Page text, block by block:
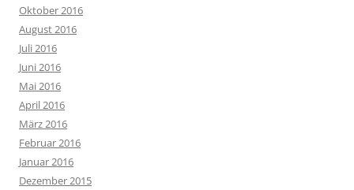
Oktober 2016
August 2016
Juli 2016
Juni 2016
Mai 2016
April 2016
März 2016
Februar 2016
Januar 2016
Dezember 2015